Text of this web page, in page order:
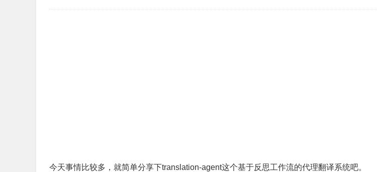
今天事情比较多，就简单分享下translation-agent这个基于反思工作流的代理翻译系统吧。